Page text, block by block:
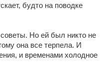
будто на поводке
Но ей был никто не
она все терпела. И
и временами холодное